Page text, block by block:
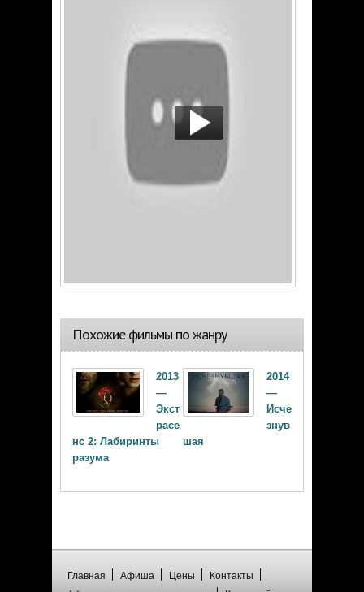
Похожие фильмы по жанру
2013
—
Экст
расе
нс 2: Лабиринты
разума
2014
—
Исче
знув
шая
Главная Афиша Цены
Контакты